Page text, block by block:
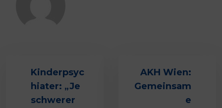
Kinderpsyc
hiater: „Je
schwerer
AKH Wien:
Gemeinsam
e